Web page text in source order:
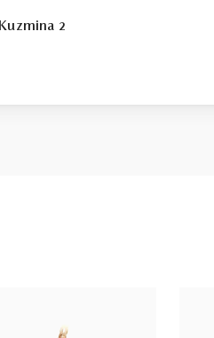
diamantového šperku radíme
2